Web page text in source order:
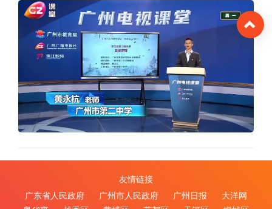
友情链接
广东省人民政府
广州市人民政府 广州日报
大洋网